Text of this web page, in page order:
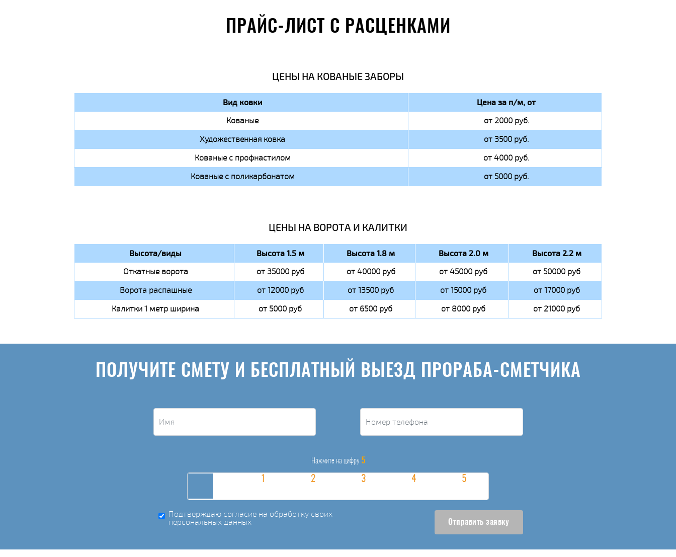
ПРАЙС-ЛИСТ С РАСЦЕНКАМИ
ЦЕНЫ НА КОВАНЫЕ ЗАБОРЫ
Вид ковки Цена за п/м, от
Кованые
от 2000 руб.
Художественная ковка
от 3500 руб.
Кованые с профнастилом
от 4000 руб.
Кованые с поликарбонатом
от 5000 руб.
ЦЕНЫ НА ВОРОТА И КАЛИТКИ
Высота/виды Высота 1.5 м Высота 1.8 м Высота 2.0 м Высота 2.2 м
Откатные ворота от 35000 руб от 40000 руб от 45000 руб
от 50000 руб
Ворота распашные
от 12000 руб от 13500 руб от 15000 руб
от 17000 руб
Калитки 1 метр ширина
от 5000 руб от 6500 руб от 8000 руб от 21000 руб
ПОЛУЧИТЕ СМЕТУ И БЕСПЛАТНЫЙ ВЫЕЗД ПРОРАБА-СМЕТЧИКА
Нажмите на цифру 5
Подтверждаю согласие на обработку своих
персональных данных Отправить заявку